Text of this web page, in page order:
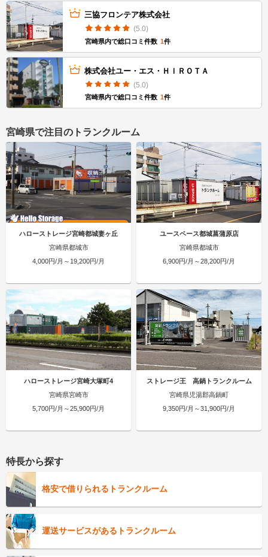
三協フロンテア株式会社
(5.0)
宮崎県内で総口コミ件数 1件
株式会社ユー・エス・ＨＩＲＯＴＡ
(5.0)
宮崎県内で総口コミ件数 1件
宮崎県で注目のトランクルーム
ハローストレージ宮崎都城妻ヶ丘
宮崎県都城市
4,000円/月～19,200円/月
ユースペース都城菖蒲原店
宮崎県都城市
6,900円/月～28,200円/月
ハローストレージ宮崎大塚町4
宮崎県宮崎市
5,700円/月～25,900円/月
ストレージ王 高鍋トランクルーム
宮崎県児湯郡高鍋町
9,350円/月～31,900円/月
特長から探す
格安で借りられるトランクルーム
運送サービスがあるトランクルーム